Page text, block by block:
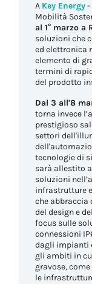
A Key Energy-
Mobilità
al 1° marzo a
soluzioni che
ed elettronica
elemento di
termini di
del prodotto
Dal 3 all'8
torna invece
prestigioso
settori
tecnologie di
sarà allestito
soluzioni
infrastrutture
che
del design e
focus sulle
connessioni
dagli impianti
gli ambiti in
gravose,
le